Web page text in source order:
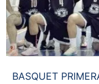
BASQUET